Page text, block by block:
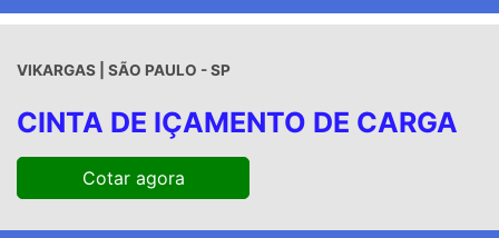
VIKARGAS | SÃO PAULO - SP
CINTA DE IÇAMENTO DE CARGA
Cotar agora